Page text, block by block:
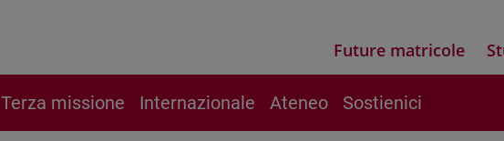
Future matricole
Terza missione Internazionale Ateneo Sostienici